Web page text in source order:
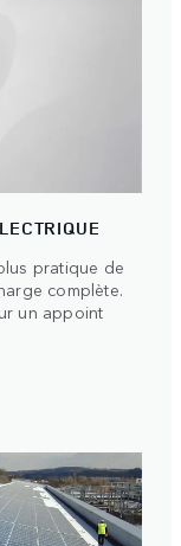
pratique de
complète.
un appoint